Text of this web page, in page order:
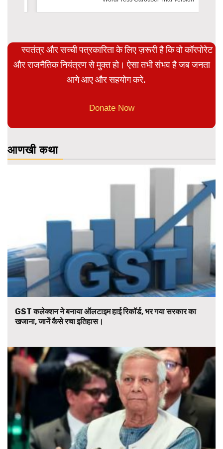
स्वतंत्र और सच्ची पत्रकारिता के लिए ज़रूरी है कि वो कॉरपोरेट
और राजनैतिक नियंत्रण से मुक्त हो। ऐसा तभी संभव है जब जनता
आगे आए और सहयोग करे.
Donate Now
आणखी कथा
GST कलेक्शन ने बनाया ऑलटाइम हाई रिकॉर्ड, भर गया सरकार का
खजाना, जानें कैसे रचा इतिहास।